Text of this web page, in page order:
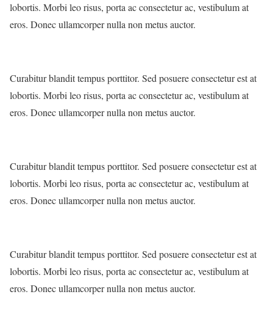
lobortis. Morbi leo risus, porta ac consectetur ac, vestibulum at
eros. Donec ullamcorper nulla non metus auctor.
Curabitur blandit tempus porttitor. Sed posuere consectetur est at
lobortis. Morbi leo risus, porta ac consectetur ac, vestibulum at
eros. Donec ullamcorper nulla non metus auctor.
Curabitur blandit tempus porttitor. Sed posuere consectetur est at
lobortis. Morbi leo risus, porta ac consectetur ac, vestibulum at
eros. Donec ullamcorper nulla non metus auctor.
Curabitur blandit tempus porttitor. Sed posuere consectetur est at
lobortis. Morbi leo risus, porta ac consectetur ac, vestibulum at
eros. Donec ullamcorper nulla non metus auctor.